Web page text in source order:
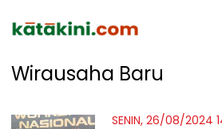
Wirausaha Baru
SENIN, 26/08/2024